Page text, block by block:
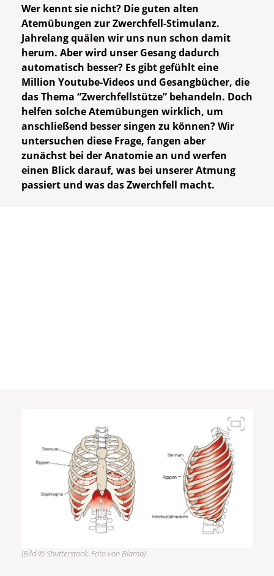
Wer kennt sie nicht? Die guten alten
Atemübungen zur Zwerchfell-Stimulanz.
Jahrelang quälen wir uns nun schon damit
herum. Aber wird unser Gesang dadurch
automatisch besser? Es gibt gefühlt eine
Million Youtube-Videos und Gesangbücher, die
das Thema “Zwerchfellstütze” behandeln. Doch
helfen solche Atemübungen wirklich, um
anschließend besser singen zu können? Wir
untersuchen diese Frage, fangen aber
zunächst bei der Anatomie an und werfen
einen Blick darauf, was bei unserer Atmung
passiert und was das Zwerchfell macht.
(Bild © Shutterstock, Foto von Blamb)